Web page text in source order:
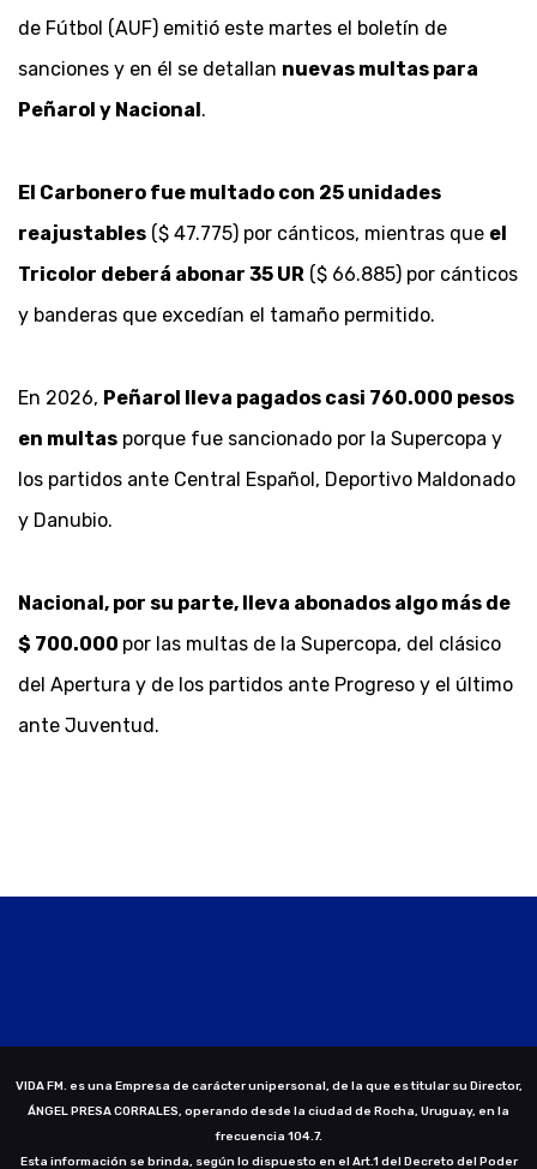
de Fútbol (AUF) emitió este martes el boletín de
sanciones y en él se detallan nuevas multas para
Peñarol y Nacional.
El Carbonero fue multado con 25 unidades
reajustables ($ 47.775) por cánticos, mientras que el
Tricolor deberá abonar 35 UR ($ 66.885) por cánticos
y banderas que excedían el tamaño permitido.
En 2026, Peñarol lleva pagados casi 760.000 pesos
en multas porque fue sancionado por la Supercopa y
los partidos ante Central Español, Deportivo Maldonado
y Danubio.
Nacional, por su parte, lleva abonados algo más de
$ 700.000 por las multas de la Supercopa, del clásico
del Apertura y de los partidos ante Progreso y el último
ante Juventud.
VIDA FM. es una Empresa de carácter unipersonal, de la que es titular su Director,
ÁNGEL PRESA CORRALES, operando desde la ciudad de Rocha, Uruguay, en la
frecuencia 104.7.
Esta información se brinda, según lo dispuesto en el Art.1 del Decreto del Poder